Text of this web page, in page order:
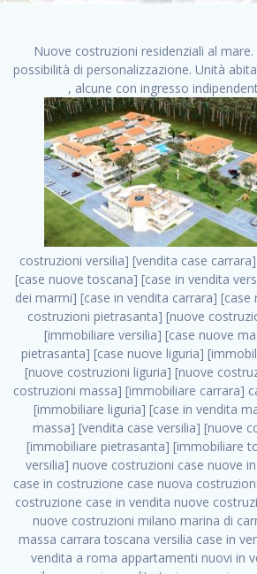
Nuove costruzioni residenziali al
possibilità di personalizzazione. Unità
, alcune con ingresso